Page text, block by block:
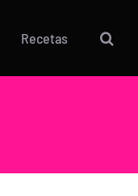
Recetas